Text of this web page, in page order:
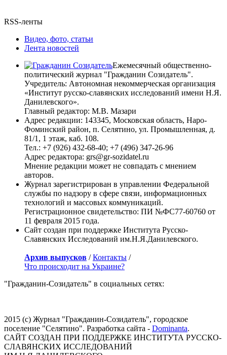
RSS-ленты
Видео, фото, статьи
Лента новостей
Ежемесячный общественно-
политический журнал "Гражданин Созидатель".
Учредитель: Автономная некоммерческая организация
«Институт русско-славянских исследований имени Н.Я.
Данилевского».
Главный редактор: М.В. Мазари
Адрес редакции: 143345, Московская область, Наро-
Фоминский район, п. Селятино, ул. Промышленная, д.
81/1, 1 этаж, каб. 108.
Тел.: +7 (926) 432-68-40; +7 (496) 347-26-96
Адрес редактора: grs@gr-sozidatel.ru
Мнение редакции может не совпадать с мнением
авторов.
Журнал зарегистрирован в управлении Федеральной
службы по надзору в сфере связи, информационных
технологий и массовых коммуникаций.
Регистрационное свидетельство: ПИ №ФС77-60760 от
11 февраля 2015 года.
Сайт создан при поддержке Института Русско-
Славянских Исследований им.Н.Я.Данилевского.
Архив выпусков /Контакты /
Что происходит на Украине?
"Гражданин-Созидатель" в социальных сетях:
2015 (с) Журнал "Гражданин-Созидатель", городское
поселение "Селятино". Разработка сайта - Dominanta.
САЙТ СОЗДАН ПРИ ПОДДЕРЖКЕ ИНСТИТУТА РУССКО-
СЛАВЯНСКИХ ИССЛЕДОВАНИЙ